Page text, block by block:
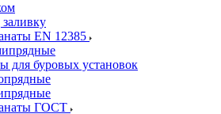
EN 12385
для буровых установок
ГОСТ